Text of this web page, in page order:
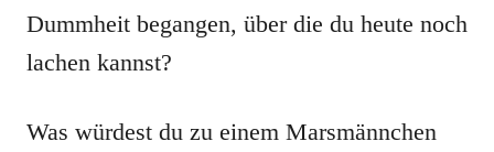
Dummheit begangen, über die du heute noch
lachen kannst?
Was würdest du zu einem Marsmännchen